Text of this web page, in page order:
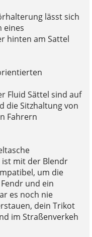
lässt sich
eines
hinten am Sattel
Fluid Sättel sind auf
die Sitzhaltung von
Fahrern
ist mit der Blendr
um die
und ein
es noch nie
dein Trikot
im Straßenverkeh